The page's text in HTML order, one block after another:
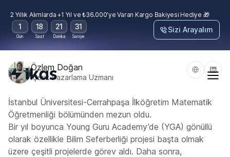
2 Yıllık Alımlarda +1 Yıl ve ₺36.000’ye Varan Kargo Bakiyesi Hediye 🎁
1
Gün
18
Saat
21
Dakika
30
Saniye
Sizi Arayalım
Özlem Doğan
İçerik Pazarlama Uzmanı
İstanbul Üniversitesi-Cerrahpaşa İlköğretim Matematik
Öğretmenliği bölümünden mezun oldu.
Bir yıl boyunca Young Guru Academy’de (YGA) gönüllü
olarak özellikle Bilim Seferberliği projesi başta olmak
üzere çeşitli projelerde görev aldı. Daha sonra,